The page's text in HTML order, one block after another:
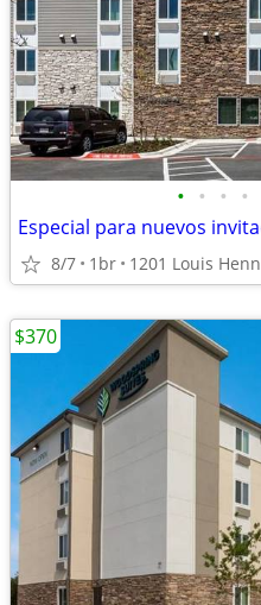
• • • •
8/7 1br 1201 Louis
$370